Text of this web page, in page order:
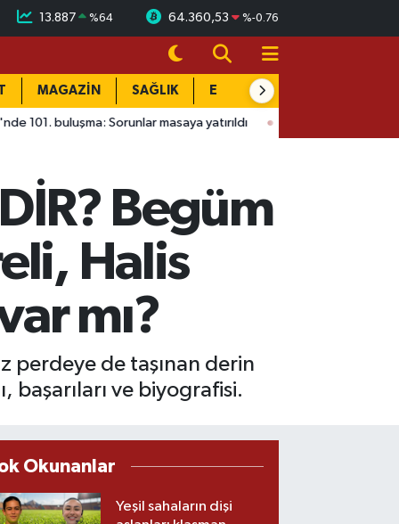
13.887 %64 64.360,53 %-0.76
MAGAZİN SAĞLIK EĞİTİM
Sorunlar masaya yatırıldı 15:41Ağustos Fuarı'nda
Begüm
Halis
mı?
perdeye de taşınan derin
başarıları ve biyografisi.
Okunanlar
Yeşil sahaların dişi